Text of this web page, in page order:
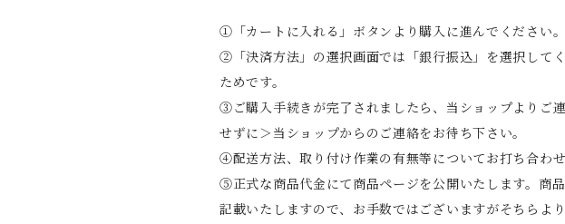
①「カートに入れる」ボタンより購入に進んでください。
②「決済方法」の選択画面では「銀行振込」を選択して
ためです。
③ご購入手続きが完了されましたら、当ショップよりご
せずに＞当ショップからのご連絡をお待ち下さい。
④配送方法、取り付け作業の有無等についてお打ち合わ
⑤正式な商品代金にて商品ページを公開いたします。商
記載いたしますので、お手数ではございますがそちらよ